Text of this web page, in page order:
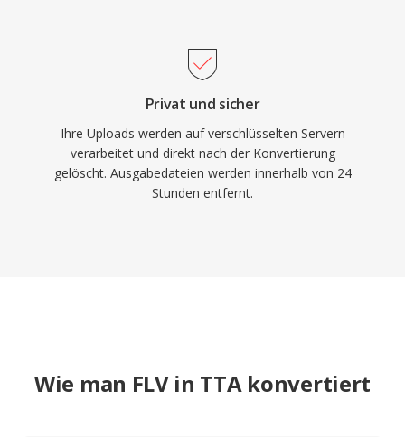
Privat und sicher
Ihre Uploads werden auf verschlüsselten Servern
verarbeitet und direkt nach der Konvertierung
gelöscht. Ausgabedateien werden innerhalb von 24
Stunden entfernt.
Wie man FLV in TTA konvertiert